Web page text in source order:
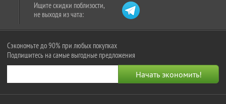
Ищите скидки поблизости,
не выходя из чата:
Сэкономьте до 90% при любых покупках
Подпишитесь на самые выгодные предложения